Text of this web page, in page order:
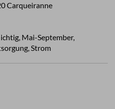
Carqueiranne
Mai-September,
Strom